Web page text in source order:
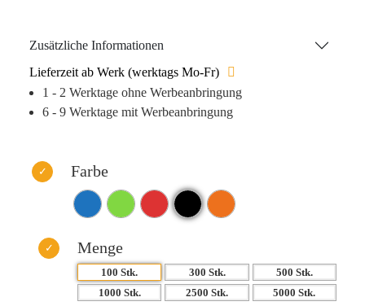
Arthur nicht nur ein praktisches, sondern auch ein stilvolles
Accessoire.
Zusätzliche Informationen
Lieferzeit ab Werk (werktags Mo-Fr)
1 - 2 Werktage ohne Werbeanbringung
6 - 9 Werktage mit Werbeanbringung
Farbe
Menge
100 Stk. 300 Stk.
500 Stk.
1000 Stk.
2500 Stk. 5000 Stk.